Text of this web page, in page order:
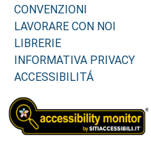
CONVENZIONI
LAVORARE CON NOI
LIBRERIE
INFORMATIVA PRIVACY
ACCESSIBILITÁ